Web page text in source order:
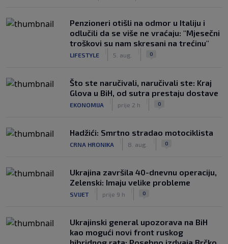
Penzioneri otišli na odmor u Italiju i
odlučili da se više ne vraćaju: "Mjesečni
troškovi su nam skresani na trećinu"
LIFESTYLE 5. aug. 0
Što ste naručivali, naručivali ste: Kraj
Glova u BiH, od sutra prestaju dostave
EKONOMIJA prije 2 h 0
Hadžići: Smrtno stradao motociklista
CRNA HRONIKA 8. aug. 0
Ukrajina završila 40-dnevnu operaciju,
Zelenski: Imaju velike probleme
SVIJET prije 9 h 0
Ukrajinski general upozorava na BiH
kao mogući novi front ruskog